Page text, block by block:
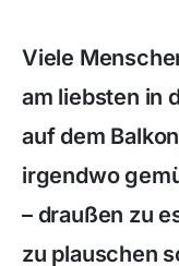
Viele
am liebsten in
auf dem
irgendwo
– draußen zu
zu plauschen